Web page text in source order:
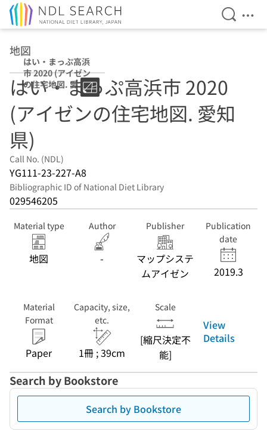
Open
地図
はい・まっぷ高浜
市 2020 (アイゼン
の住宅地図. 愛知
県)
はい・まっぷ高浜市 2020
(アイゼンの住宅地図. 愛知
県)
Call No. (NDL)
YG111-23-227-A8
Bibliographic ID of National Diet Library
029546205
Material type
地図
Author
-
Publisher
マップシステ
ムアイゼン
Publication
date
2019.3
Material
Format
Paper
Capacity, size,
etc.
1冊 ; 39cm
Scale
[縮尺決定不
能]
View
Details
Search by Bookstore
Search by Bookstore